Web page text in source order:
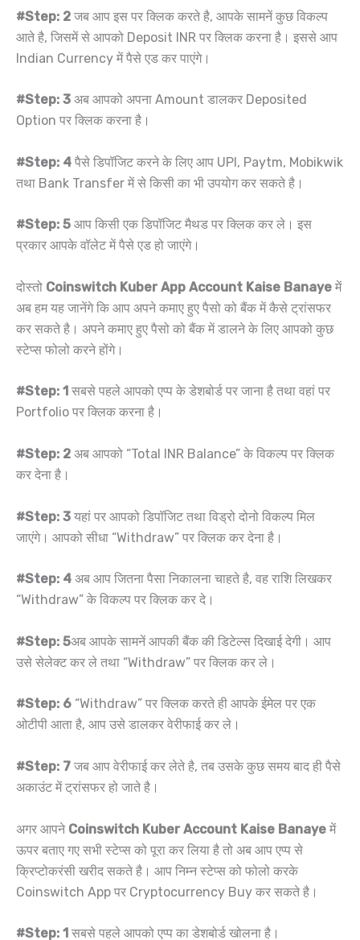
#Step: 2 जब आप इस पर क्लिक करते है, आपके सामनें कुछ विकल्प
आते है, जिसमें से आपको Deposit INR पर क्लिक करना है। इससे आप
Indian Currency में पैसे एड कर पाएंगे।
#Step: 3 अब आपको अपना Amount डालकर Deposited
Option पर क्लिक करना है।
#Step: 4 पैसे डिपॉजिट करने के लिए आप UPI, Paytm, Mobikwik
तथा Bank Transfer में से किसी का भी उपयोग कर सकते है।
#Step: 5 आप किसी एक डिपॉजिट मैथड पर क्लिक कर ले। इस
प्रकार आपके वॉलेट में पैसे एड हो जाएंगे।
दोस्तो Coinswitch Kuber App Account Kaise Banaye में
अब हम यह जानेंगे कि आप अपने कमाए हुए पैसो को बैंक में कैसे ट्रांसफर
कर सकते है। अपने कमाए हुए पैसो को बैंक में डालने के लिए आपको कुछ
स्टेप्स फोलो करने होंगे।
#Step: 1 सबसे पहले आपको एप्प के डेशबोर्ड पर जाना है तथा वहां पर
Portfolio पर क्लिक करना है।
#Step: 2 अब आपको “Total INR Balance” के विकल्प पर क्लिक
कर देना है।
#Step: 3 यहां पर आपको डिपॉजिट तथा विड्रो दोनो विकल्प मिल
जाएंगे। आपको सीधा “Withdraw” पर क्लिक कर देना है।
#Step: 4 अब आप जितना पैसा निकालना चाहते है, वह राशि लिखकर
“Withdraw” के विकल्प पर क्लिक कर दे।
#Step: 5अब आपके सामनें आपकी बैंक की डिटेल्स दिखाई देगी। आप
उसे सेलेक्ट कर ले तथा “Withdraw” पर क्लिक कर ले।
#Step: 6 “Withdraw” पर क्लिक करते ही आपके ईमेल पर एक
ओटीपी आता है, आप उसे डालकर वेरीफाई कर ले।
#Step: 7 जब आप वेरीफाई कर लेते है, तब उसके कुछ समय बाद ही पैसे
अकाउंट में ट्रांसफर हो जाते है।
अगर आपने Coinswitch Kuber Account Kaise Banaye में
ऊपर बताए गए सभी स्टेप्स को पूरा कर लिया है तो अब आप एप्प से
क्रिप्टोकरंसी खरीद सकते है। आप निम्न स्टेप्स को फोलो करके
Coinswitch App पर Cryptocurrency Buy कर सकते है।
#Step: 1 सबसे पहले आपको एप्प का डेशबोर्ड खोलना है।